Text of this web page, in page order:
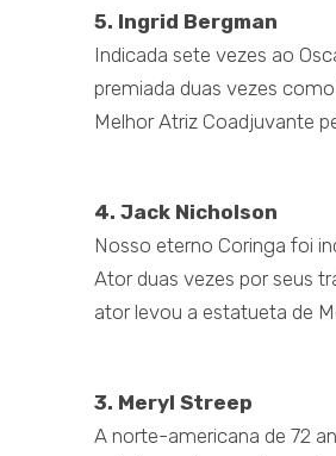
5. Ingrid Bergman
Indicada sete vezes ao
premiada duas vezes
Melhor Atriz Coadjuvante
4. Jack Nicholson
Nosso eterno Coringa foi
Ator duas vezes por seus
ator levou a estatueta de
3. Meryl Streep
A norte-americana de 72